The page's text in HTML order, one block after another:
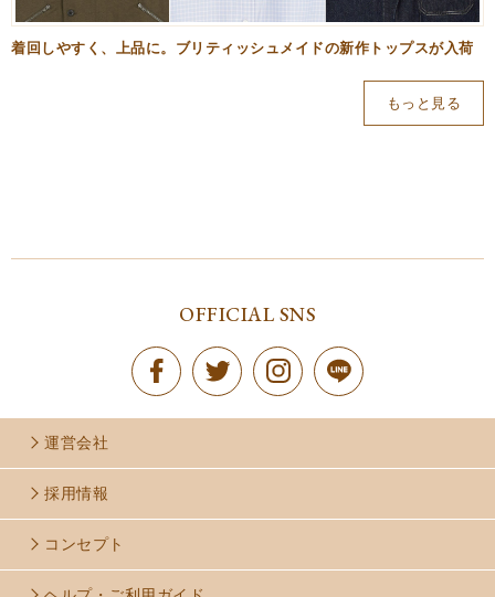
着回しやすく、上品に。ブリティッシュメイドの新作トップスが入荷
もっと見る
OFFICIAL SNS
運営会社
採用情報
コンセプト